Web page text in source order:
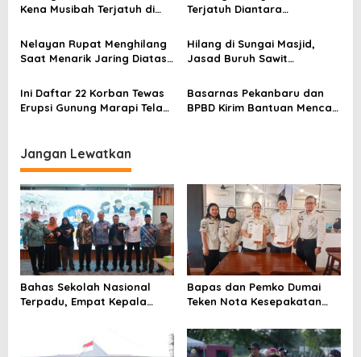
s
i
p
s
Kena Musibah Terjatuh di
Terjatuh Diantara
Pelindo
Nelayan Rupat Menghilang
Saat Menarik Jaring Diatas
Hilang di Sungai Masjid,
Jasad Buruh Sawit
Terluka di Lengan
Ini Daftar 22 Korban Tewas
Erupsi Gunung Marapi Telah
Basarnas Pekanbaru dan
BPBD Kirim Bantuan Mencari
Jangan Lewatkan
Bahas Sekolah Nasional
Terpadu, Empat Kepala
Bapas dan Pemko Dumai
Teken Nota Kesepakatan
Kerja Sosial